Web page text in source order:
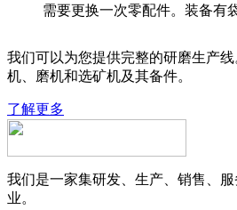
需要更换一次零配件。装备有
我们可以为您提供完整的研磨生产
机、磨机和选矿机及其备件。
了解更多
我们是一家集研发、生产、销售、
业。